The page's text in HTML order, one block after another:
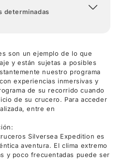
determinadas
son un ejemplo de lo que
y están sujetas a posibles
nuestro programa
experiencias inmersivas y
de su recorrido cuando
de su crucero. Para acceder
entre en
Silversea Expedition es
aventura. El clima extremo
y poco frecuentadas puede ser